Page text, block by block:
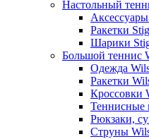
Настольный
Ракетки
Шарики
Большой теннис
Одежда
Ракетки
Кроссовки
Теннисные
Рюкзаки,
Струны